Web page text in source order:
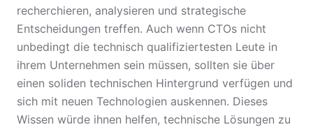
recherchieren, analysieren und strategische
Entscheidungen treffen. Auch wenn CTOs nicht
unbedingt die technisch qualifiziertesten Leute in
ihrem Unternehmen sein müssen, sollten sie über
einen soliden technischen Hintergrund verfügen und
sich mit neuen Technologien auskennen. Dieses
Wissen würde ihnen helfen, technische Lösungen zu